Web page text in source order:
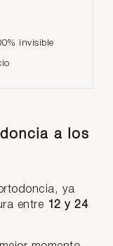
invisible
a los
ya
entre 12 y 24